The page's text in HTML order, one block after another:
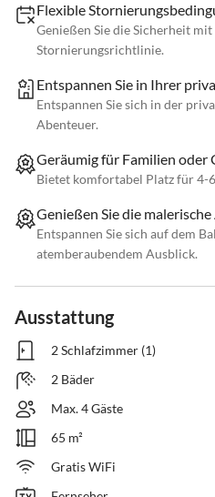
Flexible
Genießen Sie die Sicherheit
Stornierungsrichtlinie.
Entspannen Sie in Ihrer
Entspannen Sie sich in der
Abenteuer.
Geräumig für Familien oder
Bietet komfortabel Platz für 4-
Genießen Sie die
Entspannen Sie sich auf dem
atemberaubendem Ausblick.
Ausstattung
2 Schlafzimmer (1)
2 Bäder
Max. 4 Gäste
65 m²
Gratis WiFi